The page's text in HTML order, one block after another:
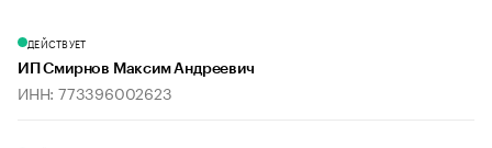
ДЕЙСТВУЕТ
ИП Смирнов Максим Андреевич
ИНН: 773396002623